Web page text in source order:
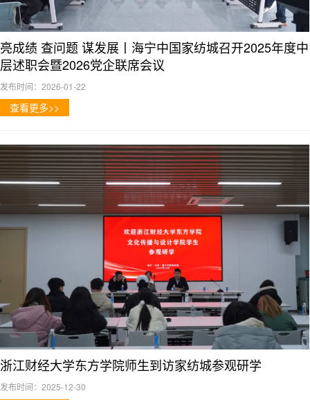
亮成绩 查问题 谋发展丨海宁中国家纺城召开2025年度中
层述职会暨2026党企联席会议
发布时间：2026-01-22
查看更多>>
浙江财经大学东方学院师生到访家纺城参观研学
发布时间：2025-12-30